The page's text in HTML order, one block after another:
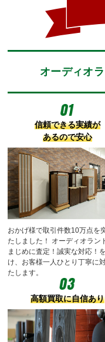
オーディオ
信頼できる実績が
あるので安心
おかげ様で取引件数10万点を
たしました！
オーディオラン
まじめに査定！誠実な対応！
け、お客様一人ひとり丁寧に
たします。
高額買取に自信あり